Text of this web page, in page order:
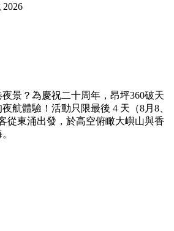
2026
景？為慶祝二十周年，昂坪360破天
航體驗！活動只限最後 4 天（8月8、
從東涌出發，於高空俯瞰大嶼山與香